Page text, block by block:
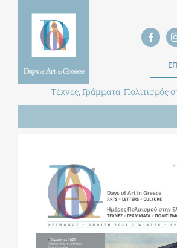
Τέχνες, Γράμματα, Πολιτισμός
ΕΝΤΥΠΗ ΕΚΔΟΣΗ
ΒΙΒΛΙΟΘΗΚΗ